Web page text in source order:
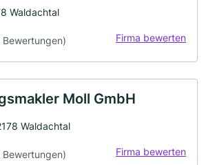
Waldachtal
Bewertungen) Firma bewerten
Moll GmbH
Waldachtal
Bewertungen) Firma bewerten